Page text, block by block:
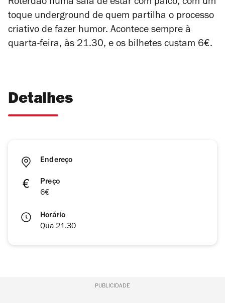
Roterdão numa sala de estar com palco, com um
toque underground de quem partilha o processo
criativo de fazer humor. Acontece sempre à
quarta-feira, às 21.30, e os bilhetes custam 6€.
Detalhes
Endereço
Preço
6€
Horário
Qua 21.30
PUBLICIDADE